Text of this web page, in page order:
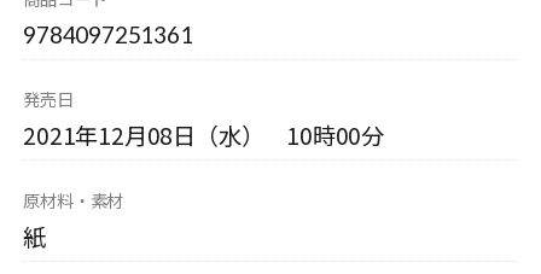
9784097251361
発売日
2021年12月08日（水） 10時00分
原材料・素材
紙